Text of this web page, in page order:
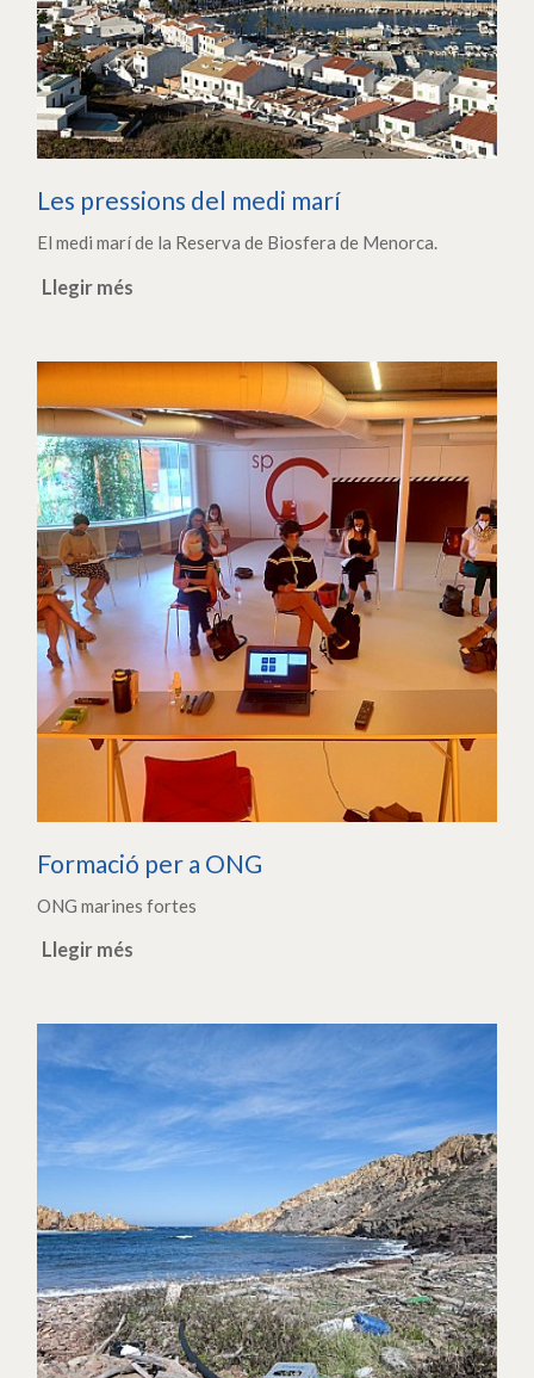
Les pressions del medi marí
El medi marí de la Reserva de Biosfera de Menorca.
Llegir més
Formació per a ONG
ONG marines fortes
Llegir més